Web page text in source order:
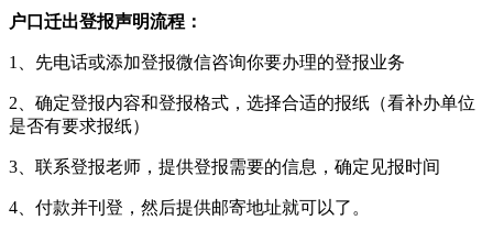
户口迁出登报声明流程：
1、先电话或添加登报微信咨询你要办理的登报业务
2、确定登报内容和登报格式，选择合适的报纸（看补办单位
是否有要求报纸）
3、联系登报老师，提供登报需要的信息，确定见报时间
4、付款并刊登，然后提供邮寄地址就可以了。